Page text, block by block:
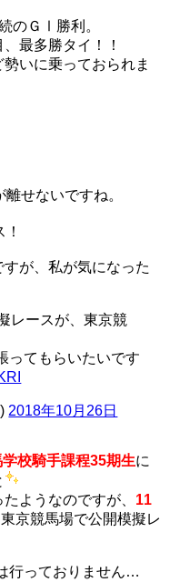
のＧⅠ勝利。
最多勝タイ！！
いに乗っておられま
せないですね。
が、私が気になった
レースが、東京競
ってもらいたいです
2018年10月26日
校騎手課程35期生に
ようなのですが、 11
京競馬場で公開模擬レ
行っておりません…